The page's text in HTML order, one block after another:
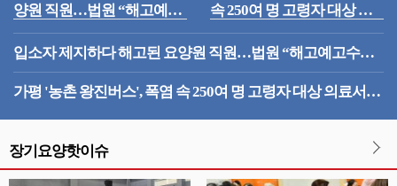
양원 직원…법원 “해고예고
수당 지급해야”
속 250여 명 고령자 대상 의
료서비스 성황
입소자 제지하다 해고된 요양원 직원…법원 “해고예고수당
지급해야”
가평 '농촌 왕진버스', 폭염 속 250여 명 고령자 대상 의료서비
장기요양핫이슈